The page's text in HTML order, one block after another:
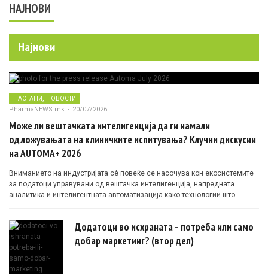
НАЈНОВИ
Најнови
НАСТАНИ, НОВОСТИ
PharmaNEWS.mk - 20/07/2026
Може ли вештачката интелигенција да ги намали
одложувањата на клиничките испитувања? Клучни дискусии
на AUTOMA+ 2026
Вниманието на индустријата сè повеќе се насочува кон екосистемите
за податоци управувани од вештачка интелигенција, напредната
аналитика и интелигентната автоматизација како технологии што
Додатоци во исхраната – потреба или само
добар маркетинг? (втор дел)